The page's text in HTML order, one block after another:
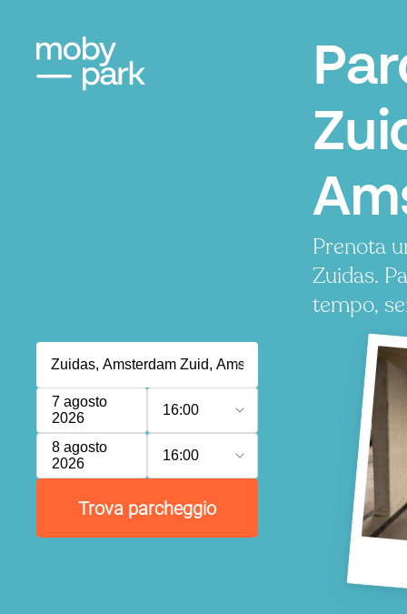
Prenota
Zuidas.
tempo,
7 agosto
2026
16:00
8 agosto
2026
16:00
Trova parcheggio
P
P